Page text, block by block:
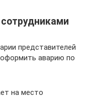
представителей
аварию по
на место